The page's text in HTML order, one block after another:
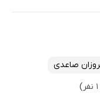
صاعدی